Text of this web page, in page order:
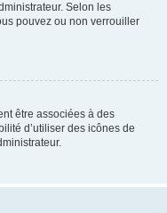
Selon les
pouvez ou non verrouiller
être associées à des
d’utiliser des icônes de